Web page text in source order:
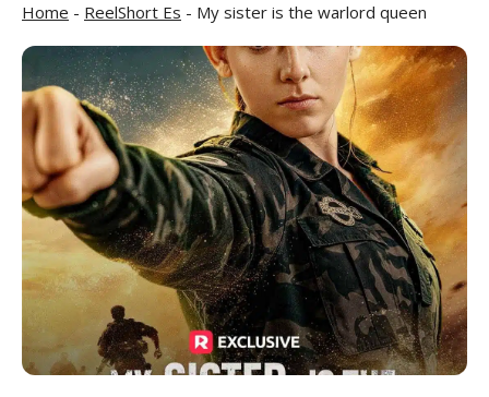
Home - ReelShort Es - My sister is the warlord queen